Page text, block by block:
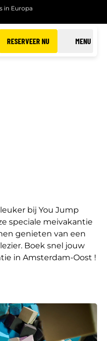
in Europa
RESERVEER NU MENU
bij You Jump
speciale meivakantie
genieten van een
Boek snel jouw
in Amsterdam-Oost !